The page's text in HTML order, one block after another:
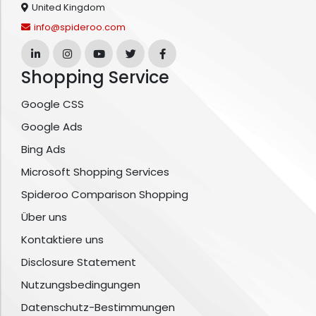
United Kingdom
info@spideroo.com
Shopping Service
Google CSS
Google Ads
Bing Ads
Microsoft Shopping Services
Spideroo Comparison Shopping
Über uns
Kontaktiere uns
Disclosure Statement
Nutzungsbedingungen
Datenschutz-Bestimmungen